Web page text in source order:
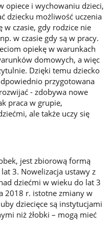
opiece i wychowaniu dzieci,
dziecku możliwość uczenia
w czasie, gdy rodzice nie
w czasie gdy są w pracy.
opiekę w warunkach
domowych, a więc
Dzięki temu dziecko
przygotowana
- zdobywa nowe
praca w grupie,
ale także uczy się
jest zbiorową formą
3. Nowelizacja ustawy z
dziećmi w wieku do lat 3
2018 r. istotne zmiany w
dziecięce są instytucjami
niż żłobki – mogą mieć